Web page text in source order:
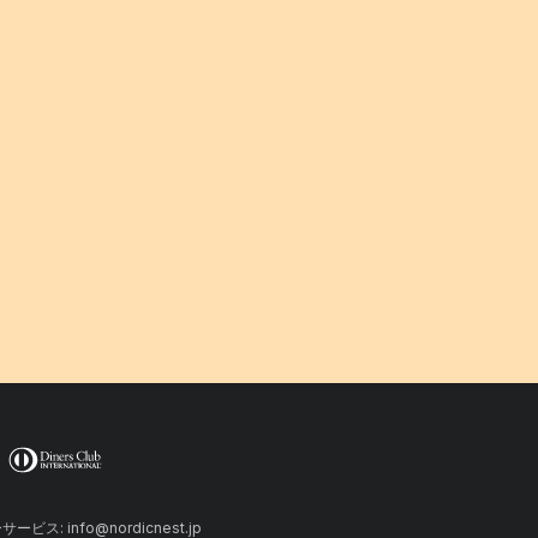
ービス: info@nordicnest.jp